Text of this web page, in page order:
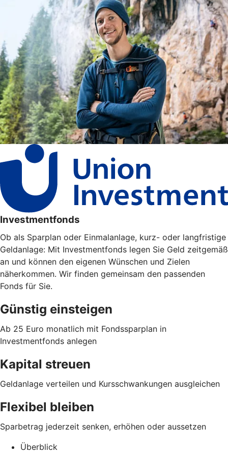
Investmentfonds
Ob als Sparplan oder Einmalanlage, kurz- oder langfristige
Geldanlage: Mit Investmentfonds legen Sie Geld zeitgemäß
an und können den eigenen Wünschen und Zielen
näherkommen. Wir finden gemeinsam den passenden
Fonds für Sie.
Günstig einsteigen
Ab 25 Euro monatlich mit Fondssparplan in
Investmentfonds anlegen
Kapital streuen
Geldanlage verteilen und Kursschwankungen ausgleichen
Flexibel bleiben
Sparbetrag jederzeit senken, erhöhen oder aussetzen
Überblick